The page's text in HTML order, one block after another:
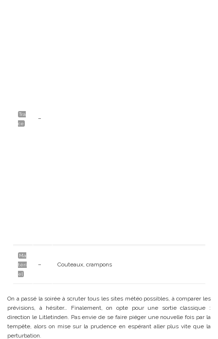
Tra
ce
–
Ma
téri
el
– Couteaux, crampons
On a passé la soirée à scruter tous les sites météo possibles, à comparer les
prévisions, à hésiter… Finalement, on opte pour une sortie classique :
direction le Litletinden. Pas envie de se faire piéger une nouvelle fois par la
tempête, alors on mise sur la prudence en espérant aller plus vite que la
perturbation.